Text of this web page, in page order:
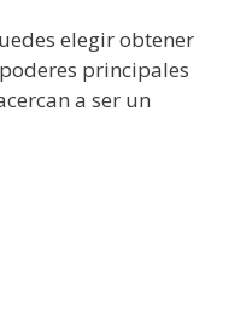
elegir obtener
principales
a ser un